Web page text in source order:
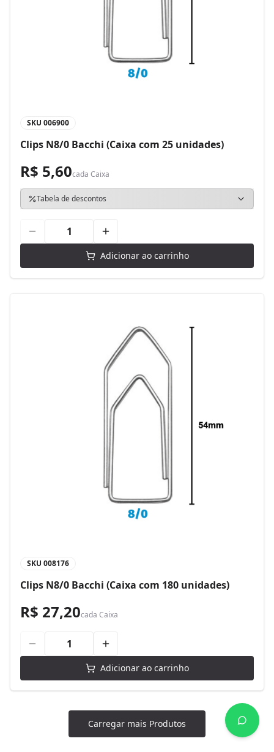
SKU 006900
Clips N8/0 Bacchi (Caixa com 25 unidades)
R$ 5,60cada Caixa
Tabela de descontos
Adicionar ao carrinho
SKU 008176
Clips N8/0 Bacchi (Caixa com 180 unidades)
R$ 27,20cada Caixa
Adicionar ao carrinho
Carregar mais Produtos